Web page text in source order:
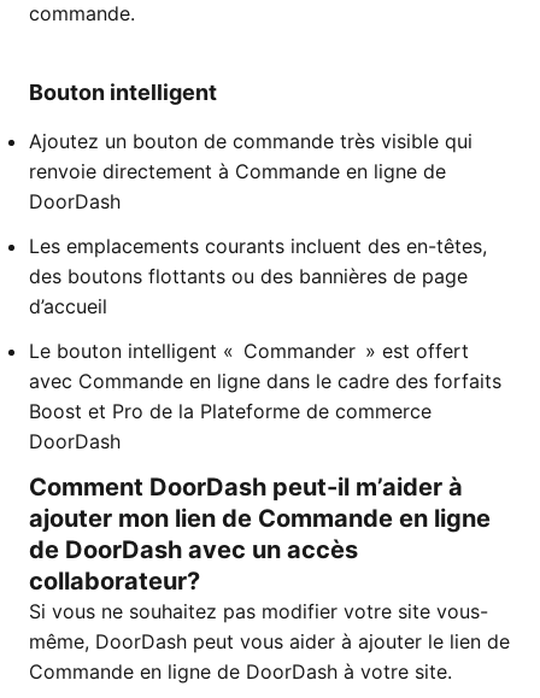
commande.
Bouton intelligent
Ajoutez un bouton de commande très visible qui
renvoie directement à Commande en ligne de
DoorDash
Les emplacements courants incluent des en-têtes,
des boutons flottants ou des bannières de page
d’accueil
Le bouton intelligent « Commander » est offert
avec Commande en ligne dans le cadre des forfaits
Boost et Pro de la Plateforme de commerce
DoorDash
Comment DoorDash peut-il m’aider à
ajouter mon lien de Commande en ligne
de DoorDash avec un accès
collaborateur?
Si vous ne souhaitez pas modifier votre site vous-
même, DoorDash peut vous aider à ajouter le lien de
Commande en ligne de DoorDash à votre site.